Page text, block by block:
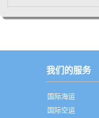
我们的服务
国际海运
国际空运